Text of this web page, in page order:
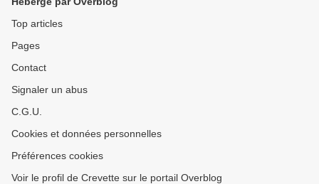
Top articles
Pages
Contact
Signaler un abus
C.G.U.
Cookies et données personnelles
Préférences cookies
Voir le profil de Crevette sur le portail Overblog